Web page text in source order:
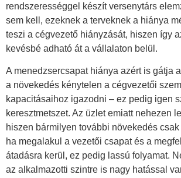
rendszerességgel készít versenytárs
sem kell, ezeknek a terveknek a hiánya
teszi a cégvezető hiányzását, hiszen így
kevésbé adható át a vállalaton belül.
A menedzsercsapat hiánya azért is gátja
a növekedés kénytelen a cégvezetői
kapacitásaihoz igazodni – ez pedig igen
keresztmetszet. Az üzlet emiatt nehezen
hiszen bármilyen további növekedés
ha megalakul a vezetői csapat és a
átadásra kerül, ez pedig lassú folyamat.
az alkalmazotti szintre is nagy hatással